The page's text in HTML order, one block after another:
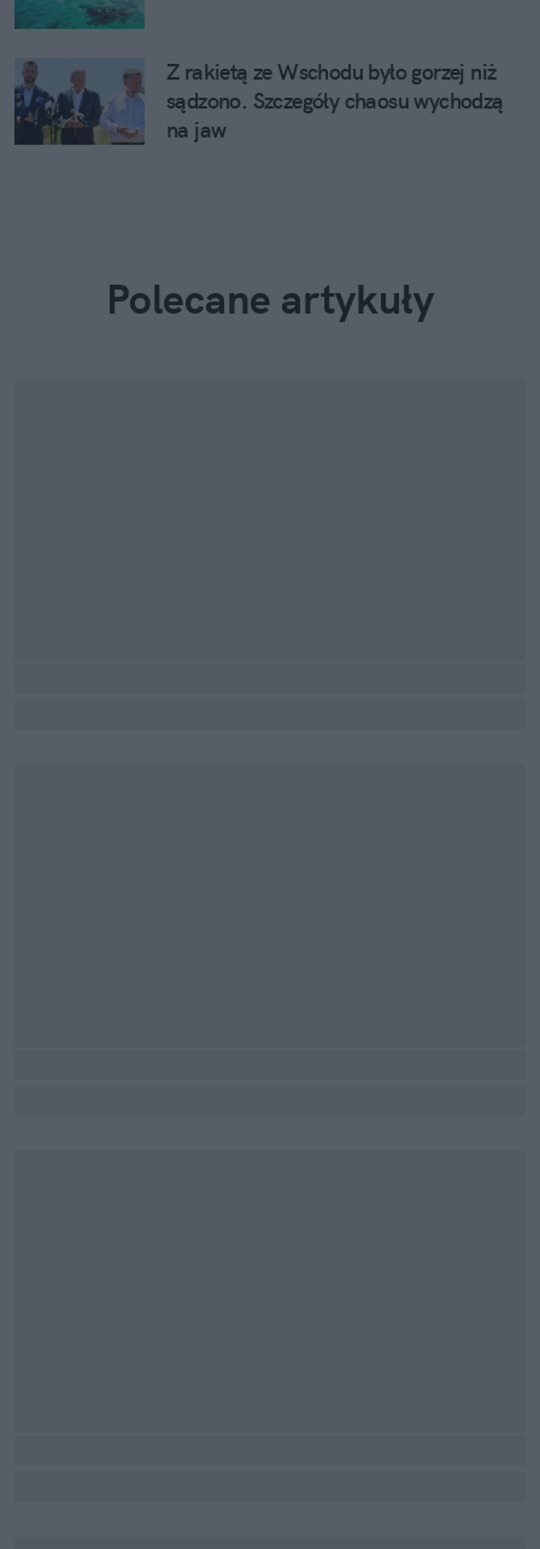
Z rakietą ze Wschodu było gorzej niż
sądzono. Szczegóły chaosu wychodzą
na jaw
Polecane artykuły